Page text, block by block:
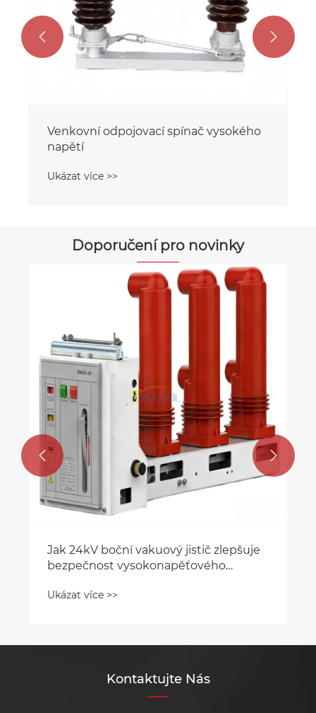
Venkovní odpojovací spínač vysokého
napětí
Ukázat více >>
 
Doporučení pro novinky
Jak 24kV boční vakuový jistič zlepšuje
bezpečnost vysokonapěťového
Ukázat více >>
 
Kontaktujte Nás